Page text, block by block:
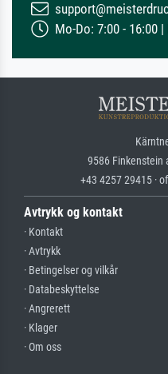
Mo-Do: 7:00 - 16:00 |
9586 Finkenstein
+43 4257 29415 ·
Avtrykk og kontakt
· Kontakt
· Avtrykk
· Betingelser og vilkår
· Databeskyttelse
· Angrerett
· Klager
· Om oss